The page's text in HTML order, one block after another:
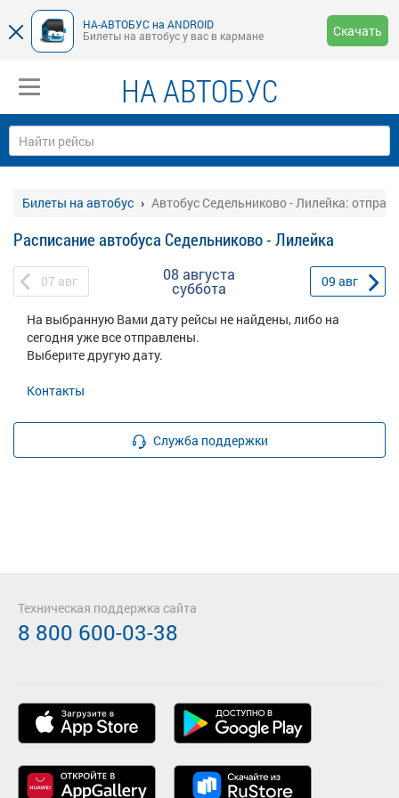
НА-АВТОБУС на ANDROID
Билеты на автобус у вас в кармане
Скачать
НА АВТОБУС
Билеты на автобус Автобус Седельниково - Лилейка:
Расписание автобуса Седельниково - Лилейка
07 авг 08 августа
суббота 09 авг
На выбранную Вами дату рейсы не найдены, либо на
сегодня уже все отправлены.
Выберите другую дату.
Контакты
Служба поддержки
Техническая поддержка сайта
8 800 600-03-38